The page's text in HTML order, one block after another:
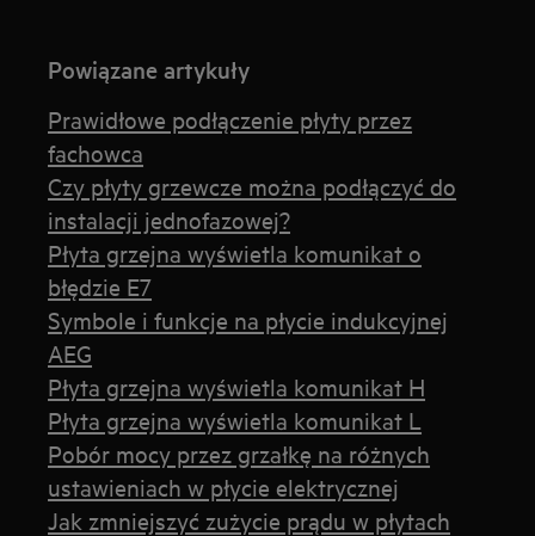
Powiązane artykuły
Prawidłowe podłączenie płyty przez
fachowca
Czy płyty grzewcze można podłączyć do
instalacji jednofazowej?
Płyta grzejna wyświetla komunikat o
błędzie E7
Symbole i funkcje na płycie indukcyjnej
AEG
Płyta grzejna wyświetla komunikat H
Płyta grzejna wyświetla komunikat L
Pobór mocy przez grzałkę na różnych
ustawieniach w płycie elektrycznej
Jak zmniejszyć zużycie prądu w płytach